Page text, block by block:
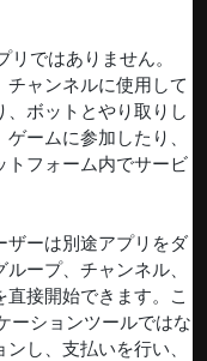
ではありません。
チャンネルに使用して
ボットとやり取りし
ームに参加したり、
トフォーム内でサービ
ザーは別途アプリをダ
ープ、チャンネル、
接開始できます。こ
ーションツールではな
し、支払いを行い、